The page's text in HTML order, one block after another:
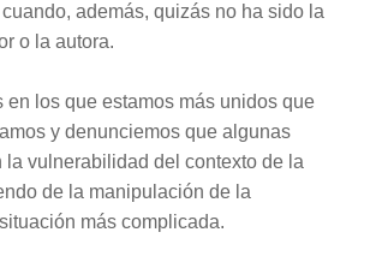
además, quizás no ha sido la
o la autora.
en los que estamos más unidos que
y denunciemos que algunas
la vulnerabilidad del contexto de la
de la manipulación de la
más complicada.